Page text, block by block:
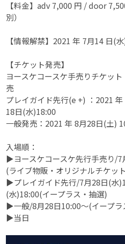
【料金】adv 7,000 円 / door
別）
【情報解禁】2021 年 7月14 日(
【チケット発売】
ヨースケコースケ手売りチケッ
売
プレイガイド先行(e +) ：2021
18日(水)18:00
一般発売：2021 年 8月28日(土)
入場順：
▶ヨースケコースケ先行手売り/7
(ライブ物販・オリジナルチケッ
▶プレイガイド先行/7月28日(水
(水)18:00(イープラス・抽選)
▶一般/8月28日10:00〜(イープラ
▶当日